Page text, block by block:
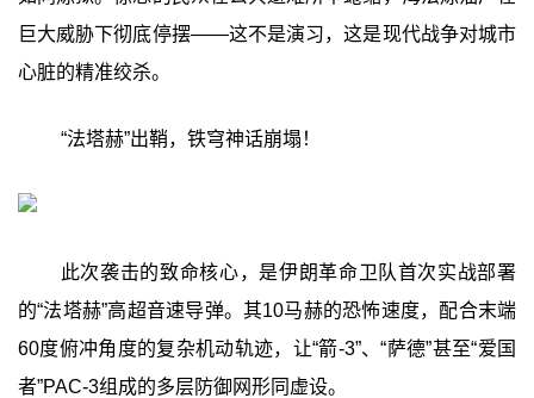
巨大威胁下彻底停摆——这不是演习，这是现代战争对城市
心脏的精准绞杀。
“法塔赫”出鞘，铁穹神话崩塌！
此次袭击的致命核心，是伊朗革命卫队首次实战部署
的“法塔赫”高超音速导弹。其10马赫的恐怖速度，配合末端
60度俯冲角度的复杂机动轨迹，让“箭-3”、“萨德”甚至“爱国
者”PAC-3组成的多层防御网形同虚设。